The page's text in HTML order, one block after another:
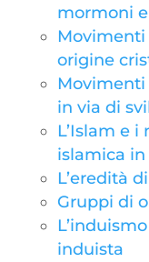
mormoni
origine
in via di
L’Islam e
islamica
L’eredità
Gruppi di
induista